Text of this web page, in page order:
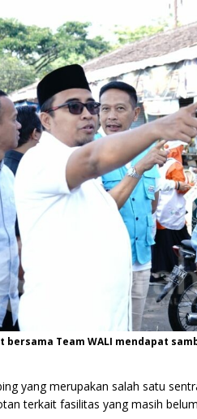
bersama Team WALI mendapat
yang merupakan salah satu
terkait fasilitas yang masih